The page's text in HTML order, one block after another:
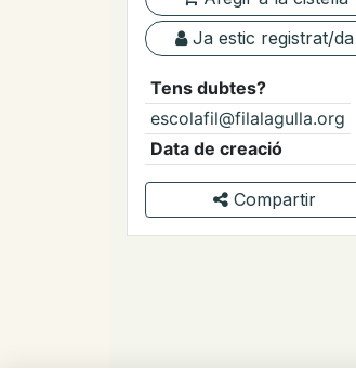
Ja estic registrat/da
Tens dubtes?
escolafil@filalagulla.org
Data de creació
Compartir